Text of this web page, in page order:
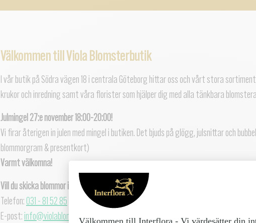
Välkommen till Viola Blomsterbutik
I vår butik på Södra vägen 18 i centrala Göteborg hittar oss och vårt stora
krukor och inredning samt våra florister som hjälper dig med alla tänkbara
Julmingel 27:e november 18:00-20:00!
Vi firar återigen in julen med mingel i butiken. Det bjuds på glögg, julsnittar och
blommorgram & presentkort)
Varmt välkomna!
Vill du skicka blommor idag? Kontakt oss:
Telefon: 031 - 81 52 85
E-post: info@violablomsterbutik.se